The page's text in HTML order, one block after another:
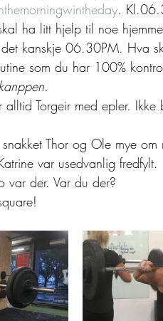
.
ha litt hjelp til noe
det kanskje 06.30PM. Hva
som du har 100%
Torgeir med epler. Ikke
Thor og Ole mye
var usedvanlig
var der. Var du der?